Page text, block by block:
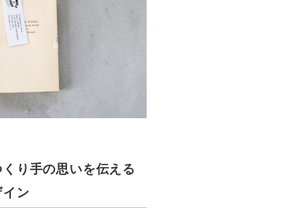
り手の思いを伝える
イン